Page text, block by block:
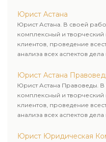
Юрист Астана
Юрист Астана. В своей
комплексный и
клиентов, проведение
анализа всех аспектов
Юрист Астана
Юрист Астана Правоведы.
комплексный и
клиентов, проведение
анализа всех аспектов
Юрист Юридическая